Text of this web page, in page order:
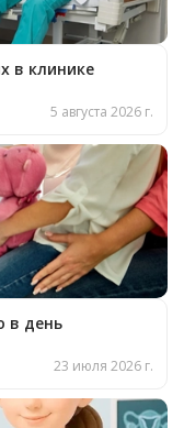
в клинике
5 августа 2026 г.
в день
23 июля 2026 г.